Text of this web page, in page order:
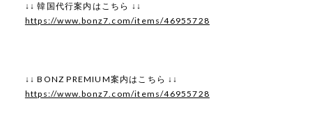
↓↓ 韓国代行案内はこちら ↓↓
https://www.bonz7.com/items/46955728
↓↓ BONZ PREMIUM案内はこちら ↓↓
https://www.bonz7.com/items/46955728